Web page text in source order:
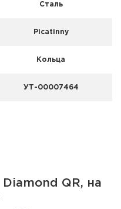
Сталь
Picatinny
Кольца
УТ-00007464
QR, на